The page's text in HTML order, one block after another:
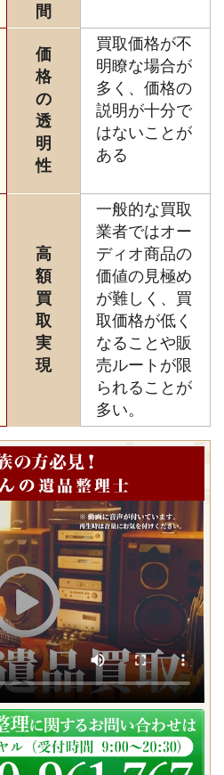
間
価
格
の
透
明
性
買取価格が不
明瞭な場合が
多く、価格の
説明が十分で
はないことが
ある
高
額
買
取
実
現
一般的な買取
業者ではオー
ディオ商品の
価値の見極め
が難しく、買
取価格が低く
なることや販
売ルートが限
られることが
多い。